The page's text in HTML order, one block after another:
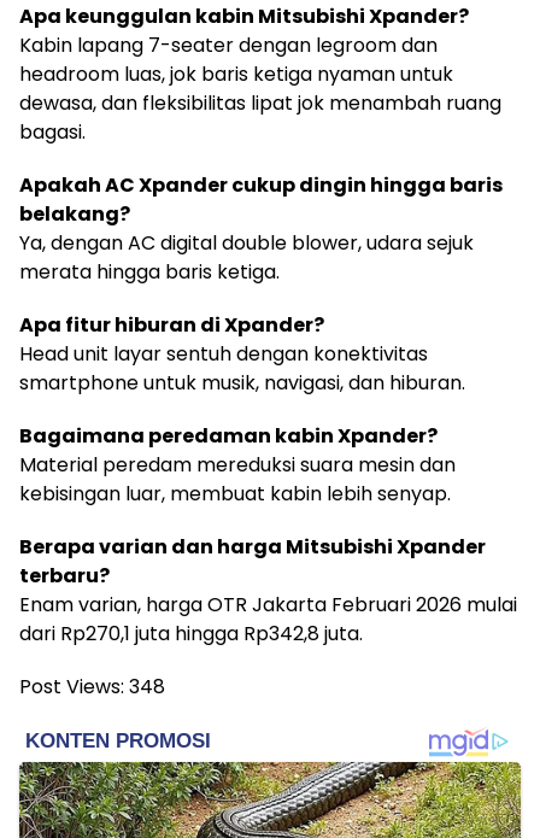
Apa keunggulan kabin Mitsubishi Xpander?
Kabin lapang 7-seater dengan legroom dan
headroom luas, jok baris ketiga nyaman untuk
dewasa, dan fleksibilitas lipat jok menambah ruang
bagasi.
Apakah AC Xpander cukup dingin hingga baris
belakang?
Ya, dengan AC digital double blower, udara sejuk
merata hingga baris ketiga.
Apa fitur hiburan di Xpander?
Head unit layar sentuh dengan konektivitas
smartphone untuk musik, navigasi, dan hiburan.
Bagaimana peredaman kabin Xpander?
Material peredam mereduksi suara mesin dan
kebisingan luar, membuat kabin lebih senyap.
Berapa varian dan harga Mitsubishi Xpander
terbaru?
Enam varian, harga OTR Jakarta Februari 2026 mulai
dari Rp270,1 juta hingga Rp342,8 juta.
Post Views: 348